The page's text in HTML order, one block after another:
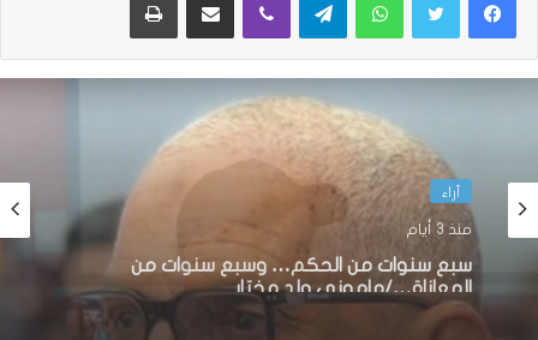
آراء
منذ 3 أيام
آراء
منذ أسبوع واحد
معاناة المواطنين بين أبواب الإدارات المغلقة
وحقهم في الوصول إلى المسؤول